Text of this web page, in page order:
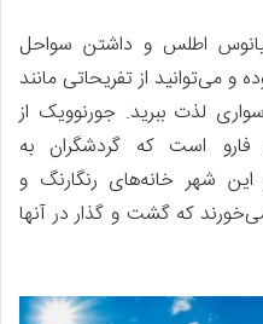
اطلس و داشتن سواحل
و می‌توانید از تفریحاتی مانند
لذت ببرید. جورنوویک از
فارو است که گردشگران به
شهر خانه‌های رنگارنگ و
که گشت و گذار در آنها